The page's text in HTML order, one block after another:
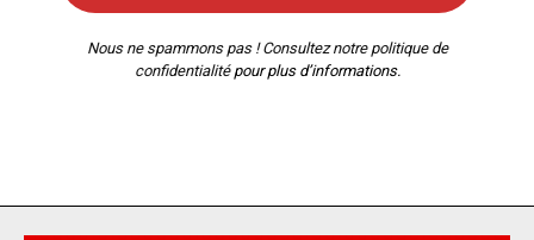
Nous ne spammons pas ! Consultez notre politique de
confidentialitépour plus d’informations.